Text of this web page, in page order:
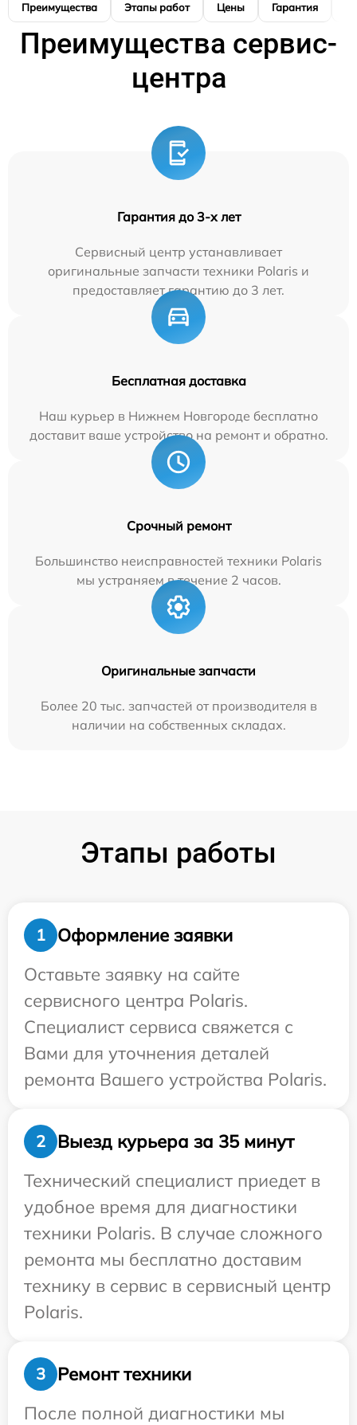
Преимущества Этапы работ Цены Гарантия
Преимущества сервис-
центра
Гарантия до 3-х лет
Сервисный центр устанавливает
оригинальные запчасти техники Polaris и
предоставляет гарантию до 3 лет.
Бесплатная доставка
Наш курьер в Нижнем Новгороде бесплатно
доставит ваше устройство на ремонт и обратно.
Срочный ремонт
Большинство неисправностей техники Polaris
мы устраняем в течение 2 часов.
Оригинальные запчасти
Более 20 тыс. запчастей от производителя в
наличии на собственных складах.
Этапы работы
1
Оформление заявки
Оставьте заявку на сайте
сервисного центра Polaris.
Специалист сервиса свяжется с
Вами для уточнения деталей
ремонта Вашего устройства Polaris.
2
Выезд курьера за 35 минут
Технический специалист приедет в
удобное время для диагностики
техники Polaris. В случае сложного
ремонта мы бесплатно доставим
технику в сервис в сервисный центр
Polaris.
3
Ремонт техники
После полной диагностики мы